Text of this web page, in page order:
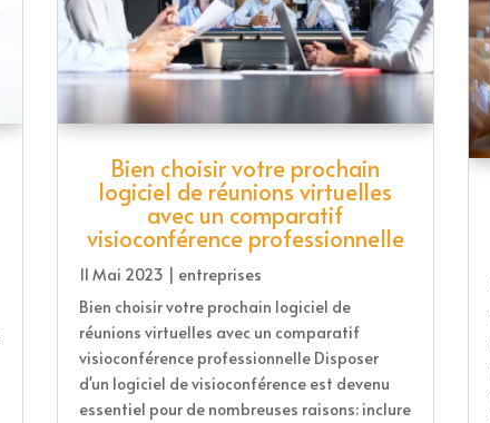
Bien choisir votre prochain
logiciel de réunions virtuelles
avec un comparatif
visioconférence professionnelle
11 Mai 2023
entreprises
Bien choisir votre prochain logiciel de
réunions virtuelles avec un comparatif
visioconférence professionnelle Disposer
d'un logiciel de visioconférence est devenu
essentiel pour de nombreuses raisons: inclure